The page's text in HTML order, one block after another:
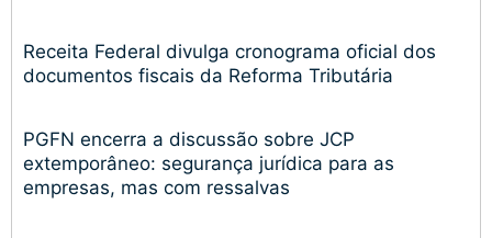
Receita Federal divulga cronograma oficial dos
documentos fiscais da Reforma Tributária
PGFN encerra a discussão sobre JCP
extemporâneo: segurança jurídica para as
empresas, mas com ressalvas